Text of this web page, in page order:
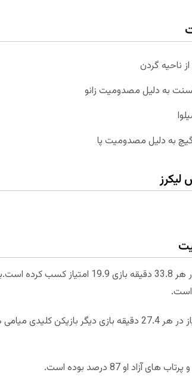
از ناحیه گردن
به دلیل مصدومیت زانو
به دلیل مصدومیت پا
لیکرز
است.